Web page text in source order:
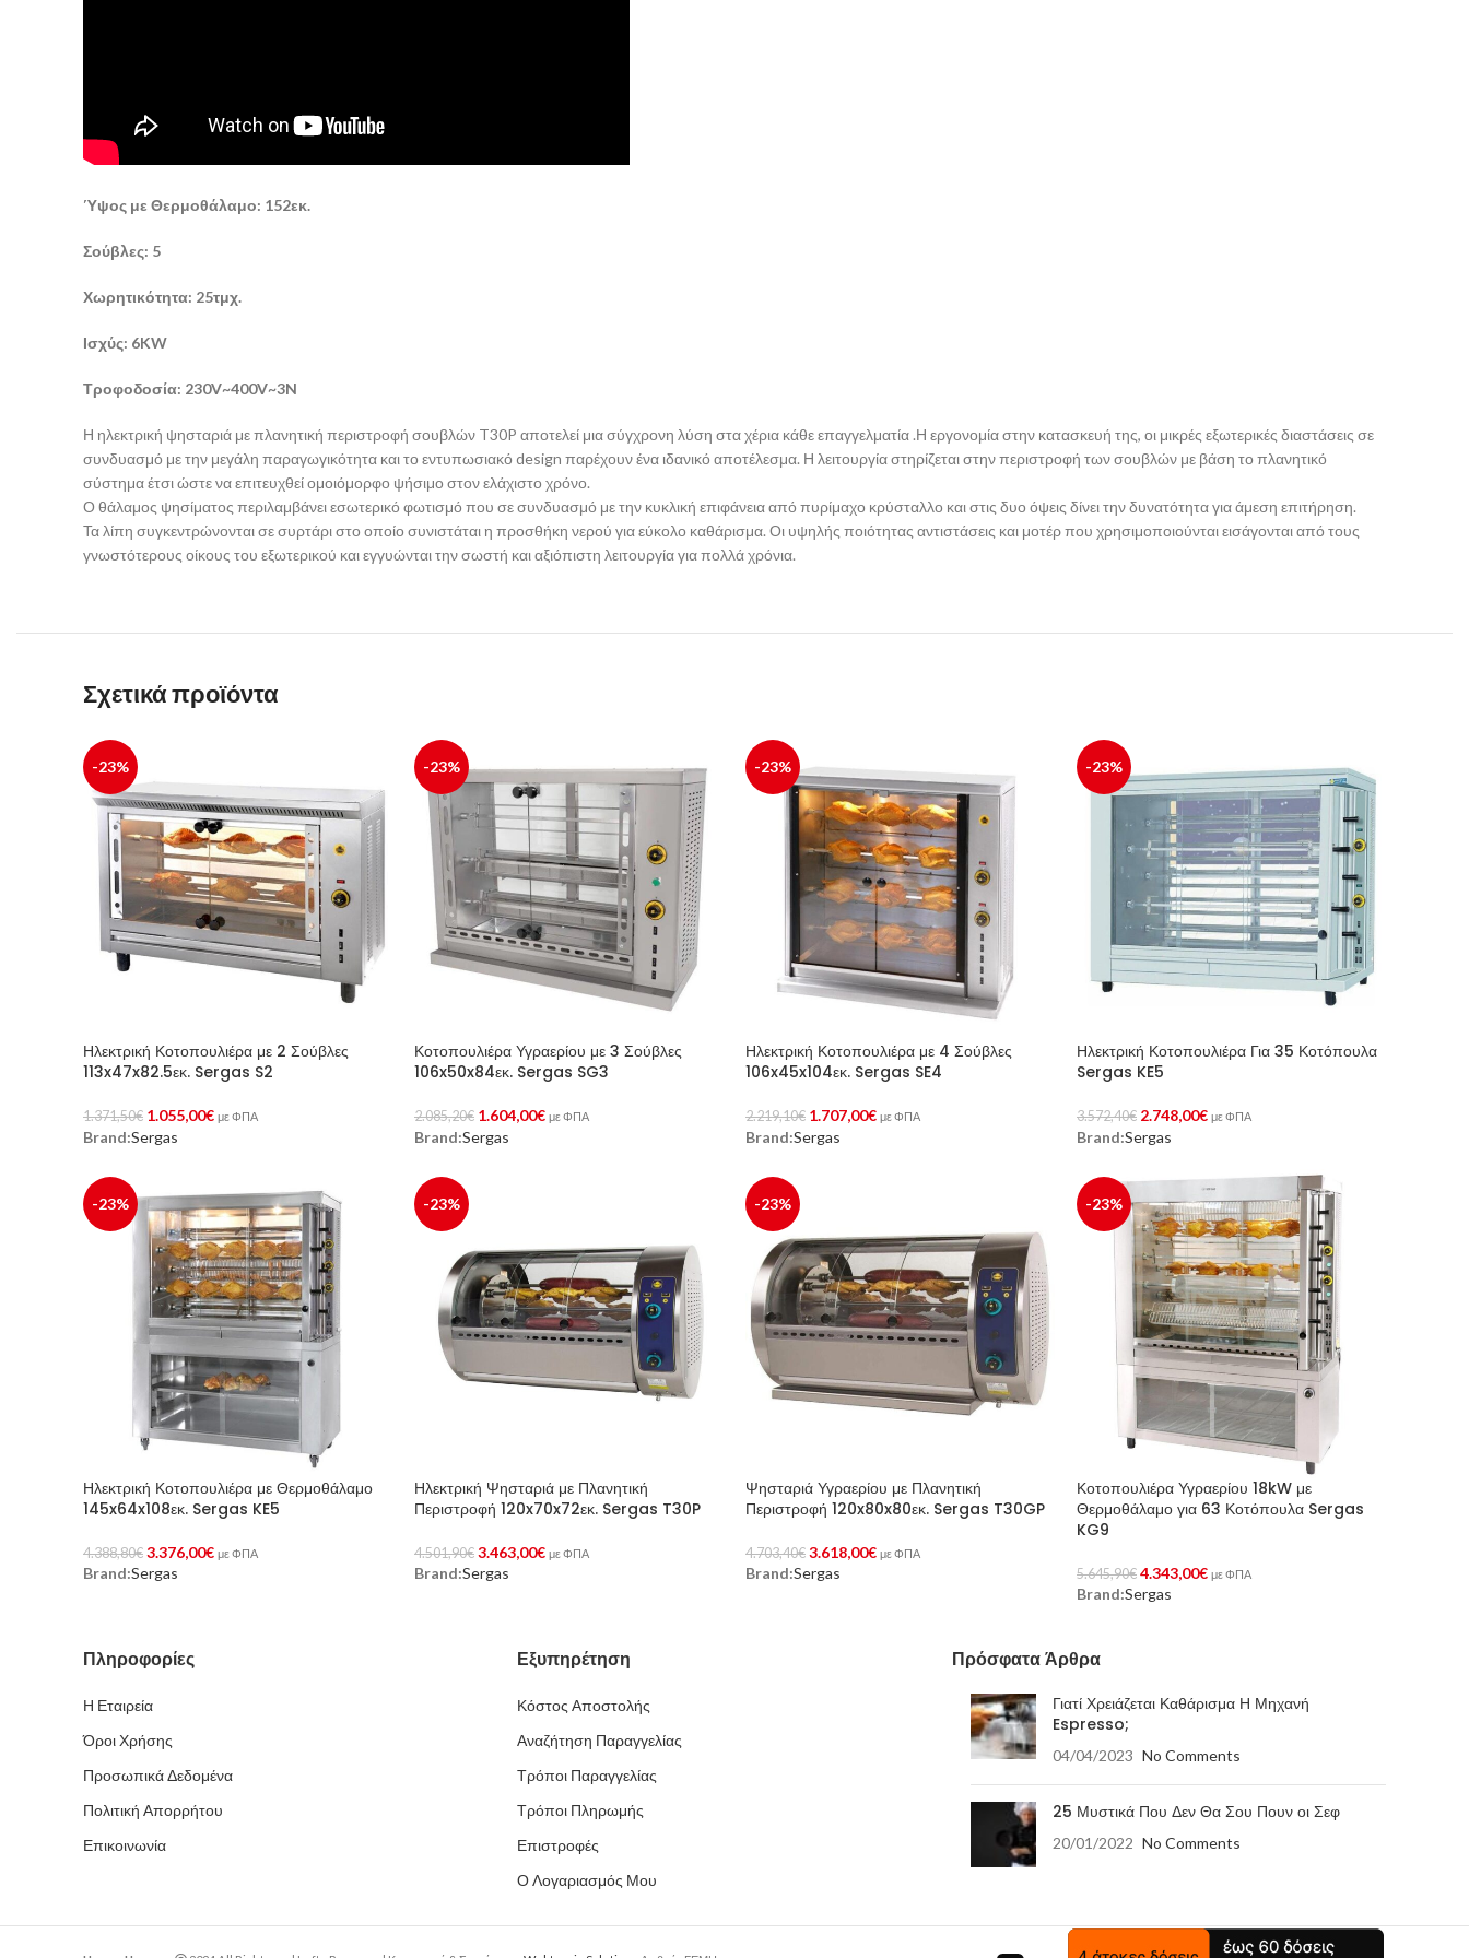
Ύψος με Θερμοθάλαμο: 152εκ.
Σούβλες: 5
Χωρητικότητα: 25τμχ.
Ισχύς: 6KW
Τροφοδοσία: 230V~400V~3N
Η ηλεκτρική ψησταριά με πλανητική περιστροφή σουβλών T30P αποτελεί μια σύγχρονη λύση στα χέρια κάθε επαγγελματία .Η εργονομία στην κατασκευή της, οι μικρές εξωτερικές διαστάσεις σε
συνδυασμό με την μεγάλη παραγωγικότητα και το εντυπωσιακό design παρέχουν ένα ιδανικό αποτέλεσμα. Η λειτουργία στηρίζεται στην περιστροφή των σουβλών με βάση το πλανητικό
σύστημα έτσι ώστε να επιτευχθεί ομοιόμορφο ψήσιμο στον ελάχιστο χρόνο.
Ο θάλαμος ψησίματος περιλαμβάνει εσωτερικό φωτισμό που σε συνδυασμό με την κυκλική επιφάνεια από πυρίμαχο κρύσταλλο και στις δυο όψεις δίνει την δυνατότητα για άμεση επιτήρηση.
Τα λίπη συγκεντρώνονται σε συρτάρι στο οποίο συνιστάται η προσθήκη νερού για εύκολο καθάρισμα. Οι υψηλής ποιότητας αντιστάσεις και μοτέρ που χρησιμοποιούνται εισάγονται από τους
γνωστότερους οίκους του εξωτερικού και εγγυώνται την σωστή και αξιόπιστη λειτουργία για πολλά χρόνια.
Σχετικά προϊόντα
-23%
Ηλεκτρική Κοτοπουλιέρα με 2 Σούβλες
113x47x82.5εκ. Sergas S2
1.371,50€ 1.055,00€ με ΦΠΑ
Προσθήκη Στο Καλάθι
Brand:Sergas
-23%
Κοτοπουλιέρα Υγραερίου με 3 Σούβλες
106x50x84εκ. Sergas SG3
2.085,20€ 1.604,00€ με ΦΠΑ
Προσθήκη Στο Καλάθι
Brand:Sergas
-23%
Ηλεκτρική Κοτοπουλιέρα με 4 Σούβλες
106x45x104εκ. Sergas SE4
2.219,10€ 1.707,00€ με ΦΠΑ
Προσθήκη Στο Καλάθι
Brand:Sergas
-23%
Ηλεκτρική Κοτοπουλιέρα Για 35 Κοτόπουλα
Sergas KE5
3.572,40€ 2.748,00€ με ΦΠΑ
Προσθήκη Στο Καλάθι
Brand:Sergas
-23%
Ηλεκτρική Κοτοπουλιέρα με Θερμοθάλαμο
145x64x108εκ. Sergas KE5
4.388,80€ 3.376,00€ με ΦΠΑ
Προσθήκη Στο Καλάθι
Brand:Sergas
-23%
Ηλεκτρική Ψησταριά με Πλανητική
Περιστροφή 120x70x72εκ. Sergas T30P
4.501,90€ 3.463,00€ με ΦΠΑ
Προσθήκη Στο Καλάθι
Brand:Sergas
-23%
Ψησταριά Υγραερίου με Πλανητική
Περιστροφή 120x80x80εκ. Sergas T30GP
4.703,40€ 3.618,00€ με ΦΠΑ
Προσθήκη Στο Καλάθι
Brand:Sergas
-23%
Κοτοπουλιέρα Υγραερίου 18kW με
Θερμοθάλαμο για 63 Κοτόπουλα Sergas
KG9
5.645,90€ 4.343,00€ με ΦΠΑ
Προσθήκη Στο Καλάθι
Brand:Sergas
Πληροφορίες
Η Εταιρεία
Όροι Χρήσης
Προσωπικά Δεδομένα
Πολιτική Απορρήτου
Επικοινωνία
Εξυπηρέτηση
Κόστος Αποστολής
Αναζήτηση Παραγγελίας
Τρόποι Παραγγελίας
Τρόποι Πληρωμής
Επιστροφές
Ο Λογαριασμός Μου
Πρόσφατα Άρθρα
Γιατί Χρειάζεται Καθάρισμα Η Μηχανή
Espresso;
04/04/2023 No Comments
25 Μυστικά Που Δεν Θα Σου Πουν οι Σεφ
20/01/2022 No Comments